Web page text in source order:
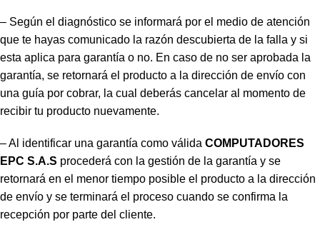
– Según el diagnóstico se informará por el medio de atención
que te hayas comunicado la razón descubierta de la falla y si
esta aplica para garantía o no. En caso de no ser aprobada la
garantía, se retornará el producto a la dirección de envío con
una guía por cobrar, la cual deberás cancelar al momento de
recibir tu producto nuevamente.
– Al identificar una garantía como válida COMPUTADORES
EPC S.A.S procederá con la gestión de la garantía y se
retornará en el menor tiempo posible el producto a la dirección
de envío y se terminará el proceso cuando se confirma la
recepción por parte del cliente.